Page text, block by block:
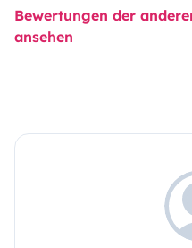
Bewertungen der
ansehen